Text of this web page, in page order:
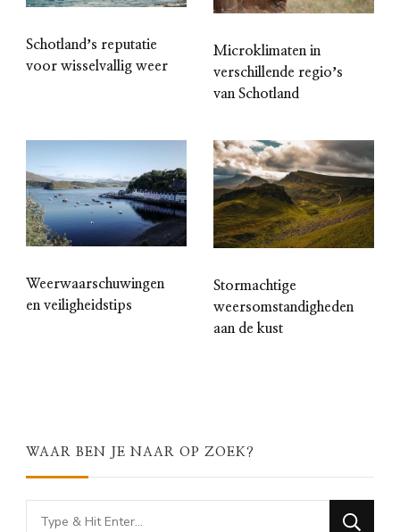
Schotlandʼs reputatie
voor wisselvallig weer
Microklimaten in
verschillende regioʼs
van Schotland
Weerwaarschuwingen
en veiligheidstips
Stormachtige
weersomstandigheden
aan de kust
WAAR BEN JE NAAR OP ZOEK?
Looking